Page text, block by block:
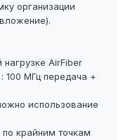
организации
AirFiber
100 МГц передача +
использование
крайним точкам